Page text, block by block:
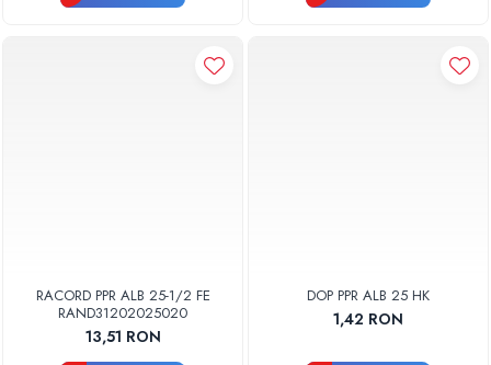
RACORD PPR ALB 25-1/2 FE
RAND31202025020
13,51 RON
DOP PPR ALB 25 HK
1,42 RON